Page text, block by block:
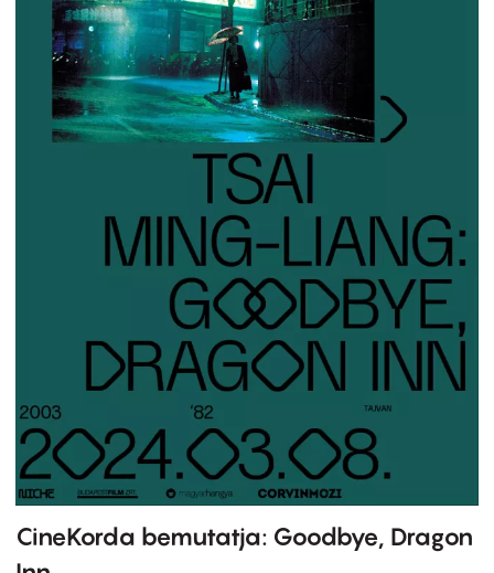
CineKorda bemutatja: Goodbye, Dragon